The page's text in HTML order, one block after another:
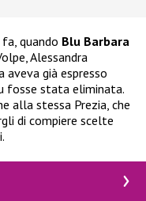
quando Blu Barbara
Alessandra
aveva già espresso
fosse stata eliminata.
alla stessa Prezia, che
di compiere scelte
vuole